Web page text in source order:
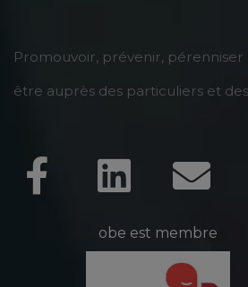
Promouvoir, prévenir, pérenniser
être auprès des particuliers et
obe est membre